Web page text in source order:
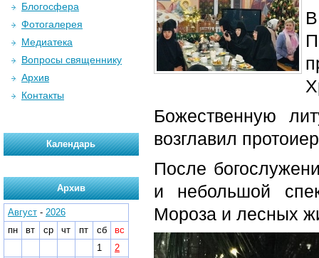
Божественную
возглавил
После
и небольшой
Мороза и лесных
Блогосфера
Фотогалерея
Медиатека
Вопросы священнику
Архив
Контакты
Календарь
Архив
Август - 2026
пн
вт ср чт пт сб
вс
1
2